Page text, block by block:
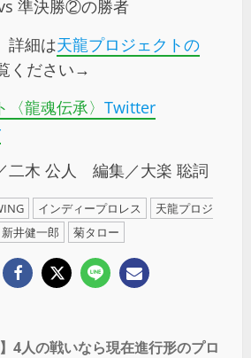
準決勝②の勝者
詳細は天龍プロジェクトの
ください→
龍魂伝承〉 Twitter
二木 公人 編集／大楽 聡詞
インディープロレス
天龍プロジ
新井健一郎 菊タロー
4人の戦いなら現在進行形のプロ